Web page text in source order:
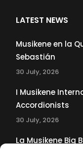
LATEST NEWS
Musikene en la
Sebastián
30 July, 2026
I Musikene
Accordionists
30 July, 2026
La Musikene